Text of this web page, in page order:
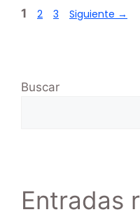
1 2 3 Siguiente →
Buscar
Entradas